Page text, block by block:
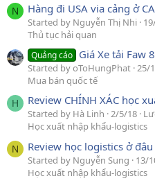
N Hàng đi USA via cảng ở
Started by Nguyễn Thị Nhi
Thủ tục hải quan
Quảng cáo Giá Xe tải Faw
Started by oToHungPhat 25/
Mua bán quốc tế
H Review CHÍNH XÁC học
Started by Hà Linh 2/5/18
Học xuất nhập khẩu-logistics
N Review học logistics ở
Started by Nguyễn Sung 13/
Học xuất nhập khẩu-logistics